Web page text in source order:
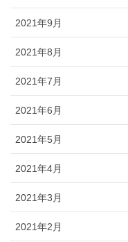
2021年9月
2021年8月
2021年7月
2021年6月
2021年5月
2021年4月
2021年3月
2021年2月